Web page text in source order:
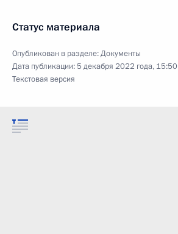
Статус материала
Опубликован в разделе:Документы
Дата публикации:5 декабря 2022 года, 15:50
Текстовая версия